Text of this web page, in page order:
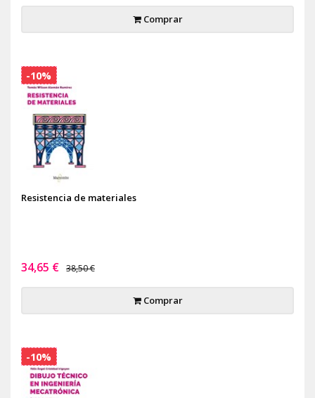
Comprar
Resistencia de materiales
34,65 € 38,50 €
Comprar
-10%
-10%